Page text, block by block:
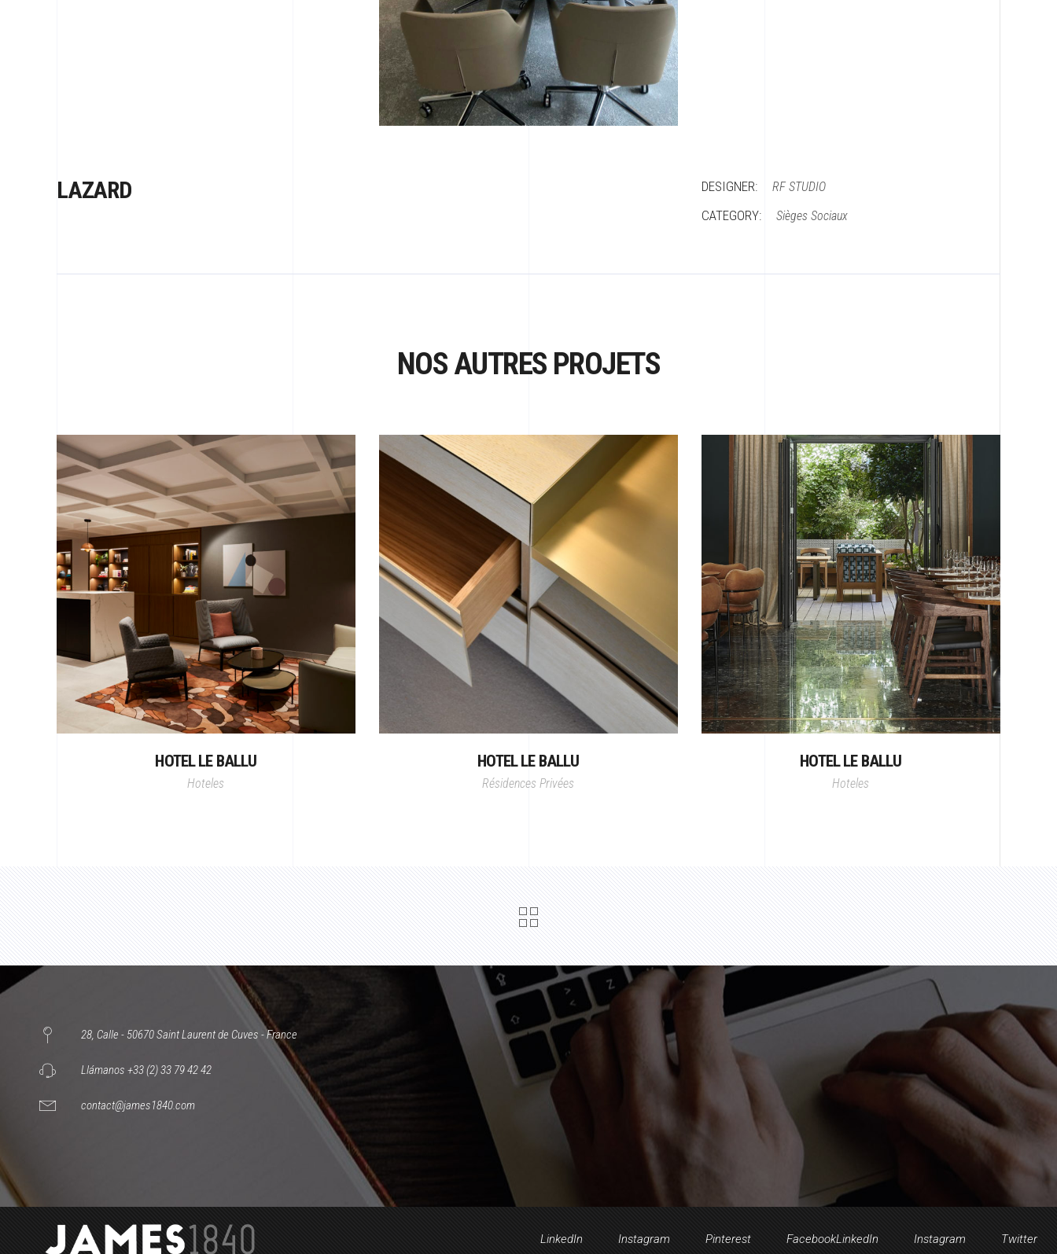
LAZARD DESIGNER: RF STUDIO
CATEGORY: Sièges Sociaux
NOS AUTRES PROJETS
HOTEL LE BALLU
Hoteles
HOTEL LE BALLU
Résidences Privées
HOTEL LE BALLU
Hoteles
28, Calle - 50670 Saint Laurent de Cuves - France
Llámanos +33 (2) 33 79 42 42
contact@james1840.com
LinkedIn Instagram Pinterest FacebookLinkedIn Instagram Twitter